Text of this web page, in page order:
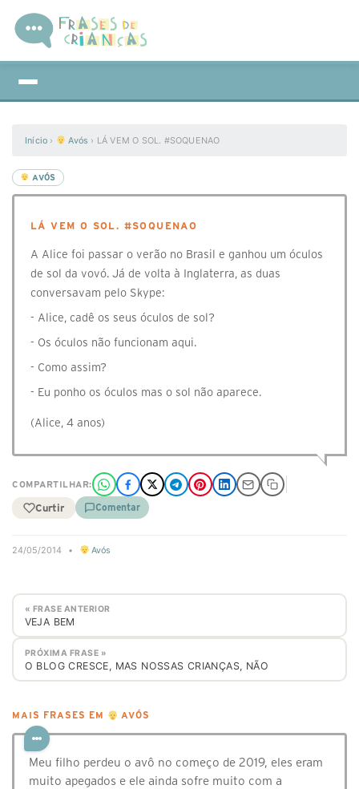
Início › Avós › LÁ VEM O SOL. #SOQUENAO
AVÓS
LÁ VEM O SOL. #SOQUENAO
A Alice foi passar o verão no Brasil e ganhou um óculos
de sol da vovó. Já de volta à Inglaterra, as duas
conversavam pelo Skype:
- Alice, cadê os seus óculos de sol?
- Os óculos não funcionam aqui.
- Como assim?
- Eu ponho os óculos mas o sol não aparece.
(Alice, 4 anos)
COMPARTILHAR:
Curtir Comentar
24/05/2014 • Avós
« FRASE ANTERIOR
VEJA BEM
PRÓXIMA FRASE »
O BLOG CRESCE, MAS NOSSAS CRIANÇAS, NÃO
MAIS FRASES EM AVÓS
Meu filho perdeu o avô no começo de 2019, eles eram
muito apegados e ele ainda sofre muito com a